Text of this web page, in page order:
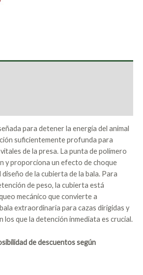
para detener la energía del animal
suficientemente profunda para
de la presa. La punta de polímero
y proporciona un efecto de choque
de la cubierta de la bala. Para
de peso, la cubierta está
mecánico que convierte a
extraordinaria para cazas dirigidas y
los que la detención inmediata es crucial.
de descuentos según